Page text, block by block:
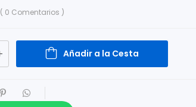
( 0 Comentarios )
Añadir a la Cesta